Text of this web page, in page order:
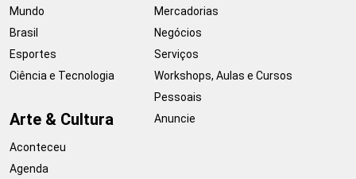
Mundo
Brasil
Esportes
Ciência e Tecnologia
Arte & Cultura
Aconteceu
Agenda
Mercadorias
Negócios
Serviços
Workshops, Aulas e Cursos
Pessoais
Anuncie